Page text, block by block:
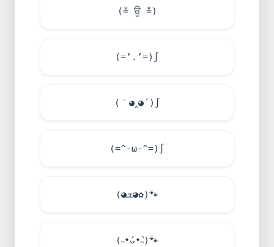
(≚ ਊ ≚)
(=’.’=)∫
(｀◕‸◕´)∫
(=^-ω-^=)∫
(◕ܫ◕✿)🐾
(˵•́ᴗ•̀˵)🐾